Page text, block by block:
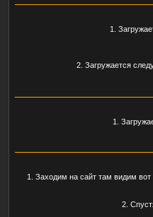
1.
2. Загружается
1.
1. Заходим на сайт там видим вот
2.